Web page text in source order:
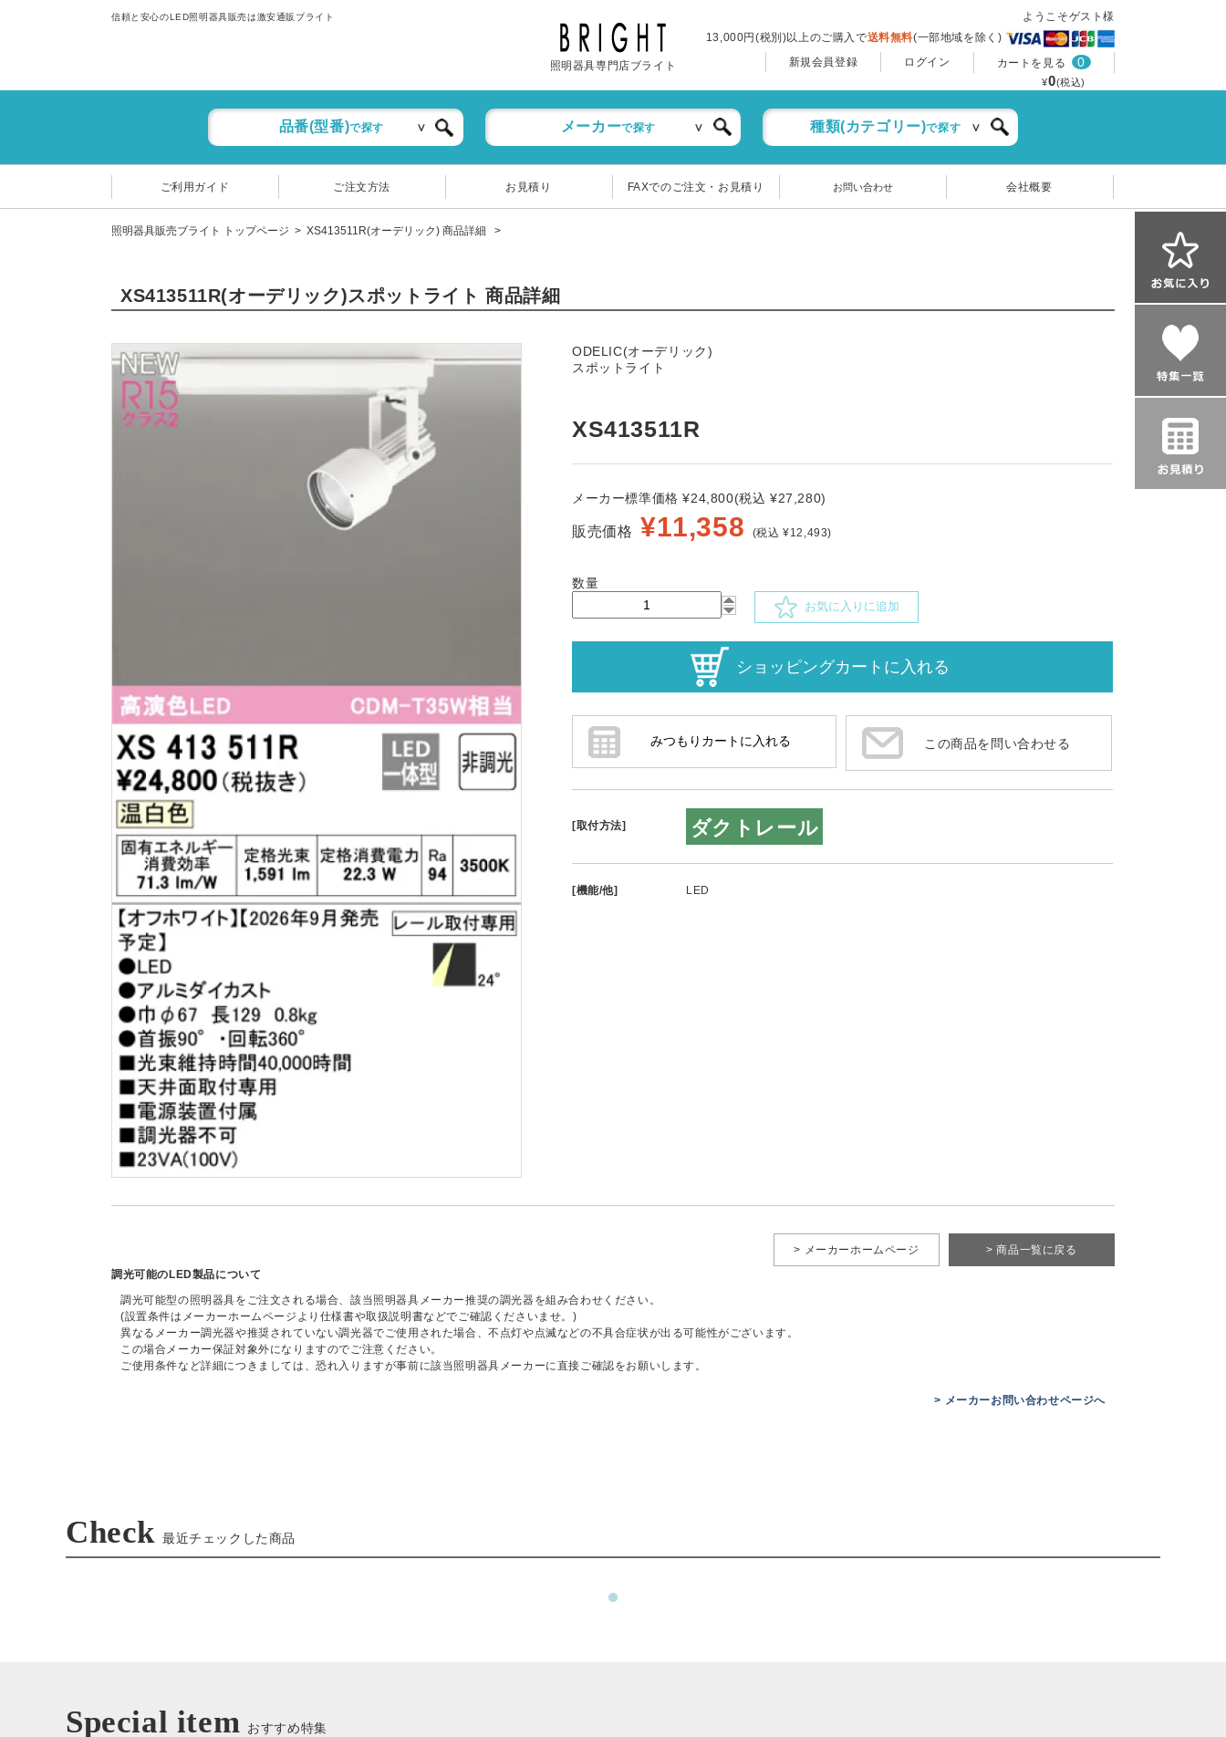
信頼と安心のLED照明器具販売は激安通販ブライト
照明器具専門店ブライト
ようこそゲスト様
13,000円(税別)以上のご購入で送料無料(一部地域を除く)
新規会員登録
ログイン カートを見る 0
¥0(税込)
品番(型番)で探す メーカーで探す 種類(カテゴリー)で探す
ご利用ガイド ご注文方法 お見積り FAXでのご注文・お見積り お問い合わせ 会社概要
照明器具販売ブライト トップページ XS413511R(オーデリック) 商品詳細
XS413511R(オーデリック)スポットライト 商品詳細
ODELIC(オーデリック)
スポットライト
XS413511R
メーカー標準価格 ¥24,800(税込 ¥27,280)
販売価格 ¥11,358 (税込 ¥12,493)
数量
お気に入りに追加
この商品を問い合わせる
[取付方法] ダクトレール
[機能/他] LED
> 商品一覧に戻る
> メーカーホームページ
調光可能のLED製品について
調光可能型の照明器具をご注文される場合、該当照明器具メーカー推奨の調光器を組み合わせください。
(設置条件はメーカーホームページより仕様書や取扱説明書などでご確認くださいませ。)
異なるメーカー調光器や推奨されていない調光器でご使用された場合、不点灯や点滅などの不具合症状が出る可能性がございます。
この場合メーカー保証対象外になりますのでご注意ください。
ご使用条件など詳細につきましては、恐れ入りますが事前に該当照明器具メーカーに直接ご確認をお願いします。
> メーカーお問い合わせページへ
Check 最近チェックした商品
Special item おすすめ特集